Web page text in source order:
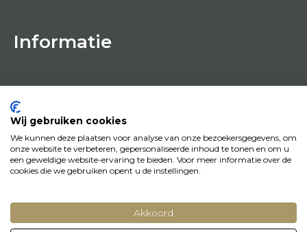
Informatie
HOME
KUNSTENAARS
KUNSTWERKEN
HOE WERKT HET
NEWS
CONTACT
© Copyright 2022 Art District | Website door
Wij gebruiken cookies
We kunnen deze plaatsen voor analyse van onze bezoekersgegevens, om
onze website te verbeteren, gepersonaliseerde inhoud te tonen en om u
een geweldige website-ervaring te bieden. Voor meer informatie over de
cookies die we gebruiken opent u de instellingen.
Akkoord